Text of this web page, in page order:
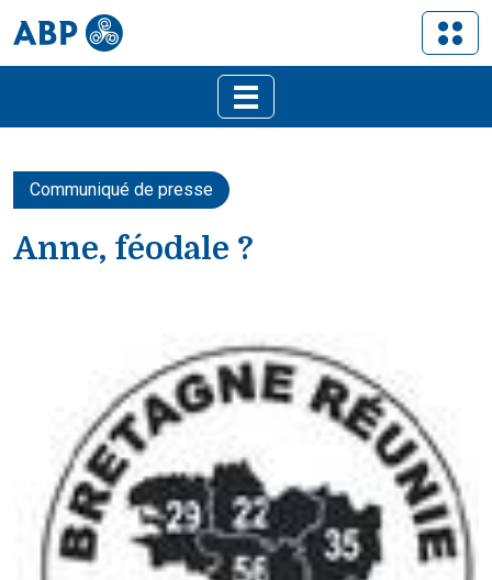
Communiqué de presse
Anne, féodale ?